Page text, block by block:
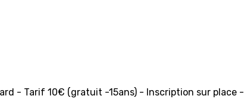
- Tarif 10€ (gratuit -15ans) - Inscription sur place -